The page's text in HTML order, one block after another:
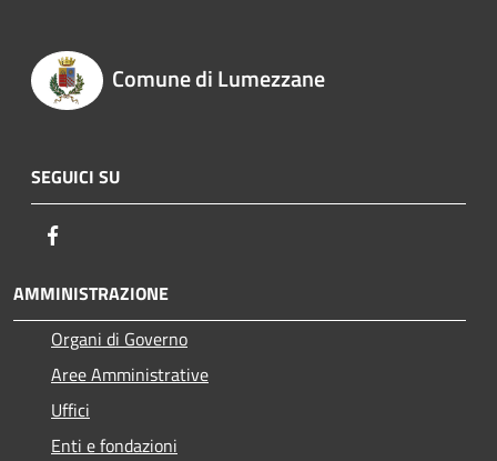
Comune di Lumezzane
SEGUICI SU
AMMINISTRAZIONE
Organi di Governo
Aree Amministrative
Uffici
Enti e fondazioni